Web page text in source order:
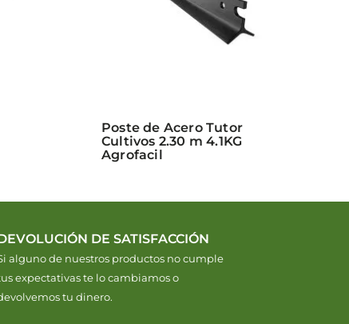
Poste de Acero Tutor
Cultivos 2.30 m 4.1KG
Agrofacil
DE SATISFACCIÓN
alguno de nuestros productos no cumple
expectativas te lo cambiamos o
tu dinero.